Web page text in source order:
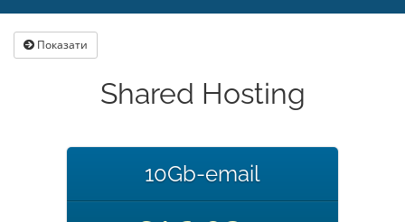
Показати
Shared Hosting
10Gb-email